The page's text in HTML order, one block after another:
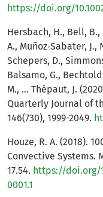
https://doi.org/
Hersbach, H., Bell,
A., Muñoz‐Sabater, J.,
Schepers, D.,
Balsamo, G.,
M., … Thépaut, J.
Quarterly Journal of
146(730), 1999-2049.
Houze, R. A. (2018).
Convective Systems.
17.54. https://doi.org/
0001.1